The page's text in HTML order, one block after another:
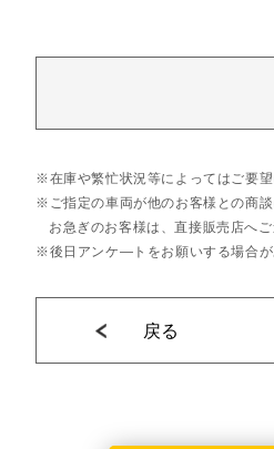
在庫や繁忙状況等によってはご要
ご指定の車両が他のお客様との商
お急ぎのお客様は、直接販売店へ
後日アンケ―トをお願いする場合が
戻る